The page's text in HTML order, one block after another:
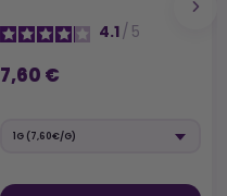
4.1/ 5
7,60 €